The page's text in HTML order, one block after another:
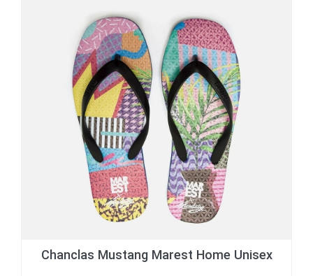
Chanclas Mustang Marest Home Unisex